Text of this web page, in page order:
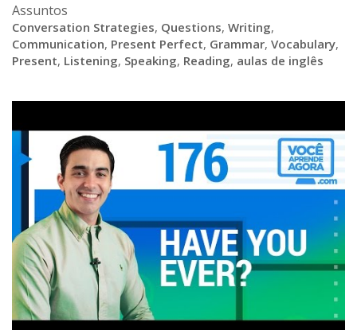
Assuntos
Conversation Strategies, Questions, Writing,
Communication, Present Perfect, Grammar, Vocabulary,
Present, Listening, Speaking, Reading, aulas de inglês